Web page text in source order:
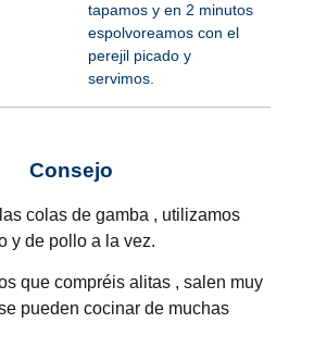
tapamos y en 2 minutos
espolvoreamos con el
perejil picado y
servimos.
Consejo
colas de gamba , utilizamos
y de pollo a la vez.
que compréis alitas , salen muy
pueden cocinar de muchas